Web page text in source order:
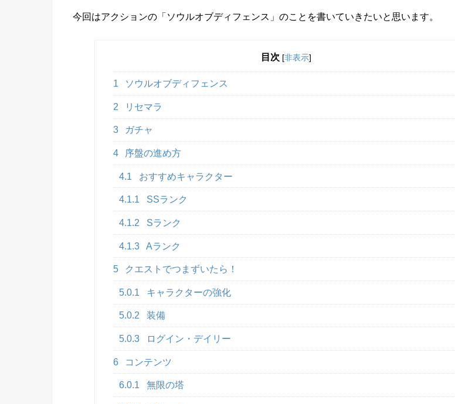
今回はアクションの「ソウルオブディフェンス」のことを書いていきたいと思います。
目次 [非表示]
1 ソウルオブディフェンス
2 リセマラ
3 ガチャ
4 序盤の進め方
4.1 おすすめキャラクター
4.1.1 SSランク
4.1.2 Sランク
4.1.3 Aランク
5 クエストでつまずいたら！
5.0.1 キャラクターの強化
5.0.2 装備
5.0.3 ログイン・デイリー
6 コンテンツ
6.0.1 無限の塔